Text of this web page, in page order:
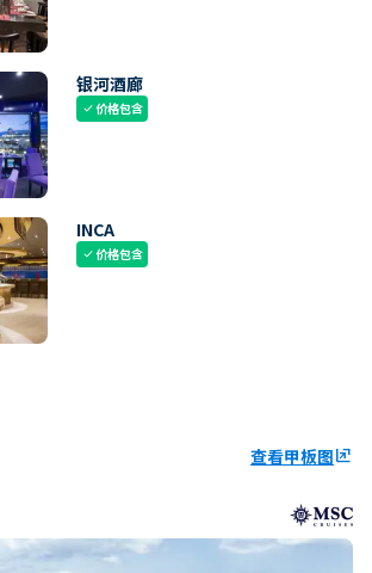
银河酒廊
check价格包含
INCA
check价格包含
查看甲板图ungroup